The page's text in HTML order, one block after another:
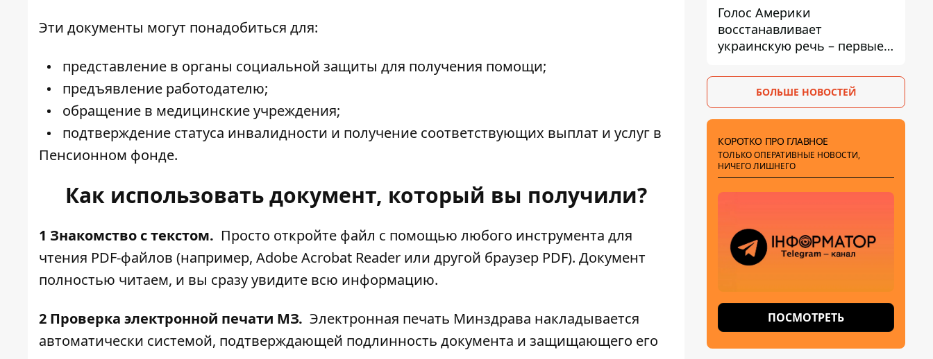
Эти документы могут понадобиться для:
представление в органы социальной защиты для получения помощи;
предъявление работодателю;
обращение в медицинские учреждения;
подтверждение статуса инвалидности и получение соответствующих выплат и услуг в
Пенсионном фонде.
Как использовать документ, который вы получили?
1 Знакомство с текстом. Просто откройте файл с помощью любого инструмента для
чтения PDF-файлов (например, Adobe Acrobat Reader или другой браузер PDF). Документ
полностью читаем, и вы сразу увидите всю информацию.
2 Проверка электронной печати МЗ. Электронная печать Минздрава накладывается
автоматически системой, подтверждающей подлинность документа и защищающего его
Голос Америки
восстанавливает
украинскую речь – первые
следующей неделе
БОЛЬШЕ НОВОСТЕЙ
КОРОТКО ПРО ГЛАВНОЕ
ТОЛЬКО ОПЕРАТИВНЫЕ НОВОСТИ,
НИЧЕГО ЛИШНЕГО
ПОСМОТРЕТЬ